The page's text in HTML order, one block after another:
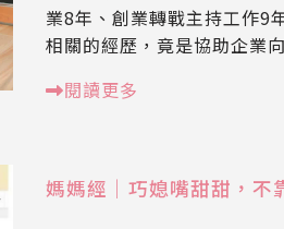
業8年、創業轉戰主持工作9
相關的經歷，竟是協助企業
閱讀更多
媽媽經｜巧媳嘴甜甜，不